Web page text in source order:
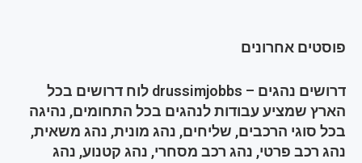
פוסטים אחרונים
דרושים נהגים – drussimjobbs לוח דרושים בכל
הארץ שמציע עבודות לנהגים בכל התחומים, נהיגה
בכל סוגי הרכבים, שליחים, נהג מונית, נהג משאית,
נהג רכב פרטי, נהג רכב מסחרי, נהג קטנוע, נהג